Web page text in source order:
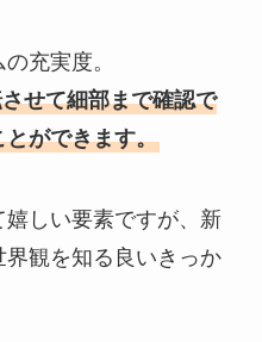
充実度。
せて細部まで確認で
ができます。
しい要素ですが、新
観を知る良いきっか